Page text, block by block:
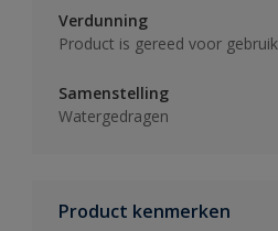
Verdunning
Product is gereed voor gebruik
Samenstelling
Watergedragen
Product kenmerken